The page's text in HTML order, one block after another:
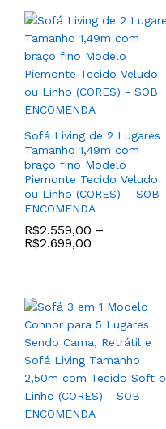
Sofá Living de 2 Lugares
Tamanho 1,49m com
braço fino Modelo
Piemonte Tecido Veludo
ou Linho (CORES) – SOB
ENCOMENDA
R$2.559,00 –
R$2.699,00
Jogo de Poltronas Modelo
Perla Giratorio Tecido
Urano Waterproof cor
Cinza Chumbo – PRONTA
ENTREGA
R$5.398,00 R$ 6.378,00
Jogo de Poltronas Liz
Tecido Boucle Aveludado
cor Cru e Base Aço
Carbono cor Titanium –
PRONTA ENTREGA
R$3.996,00